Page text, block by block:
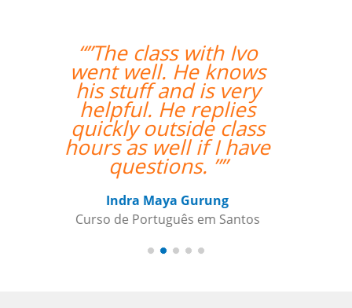
“”Estou amando
minhas aulas de
italiano, muito
organizado o trabalho
de vcs””
Beatris Castro
Curso de Italiano em Santos